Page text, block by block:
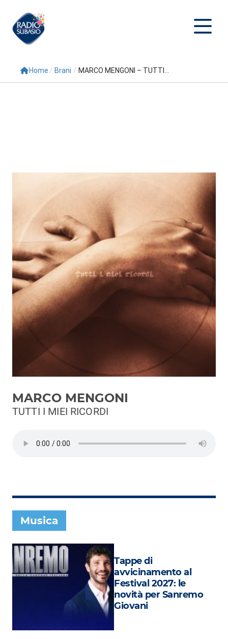
Cerca
Programmi
Repliche
Podcast
3xTe
Interviste
Playlist
Novità
Web Radio
Radio Subasio
Radio Subasio +
Radio Suby
Foto
Speciali
Oroscopo
Radio Subasio Music Club
Sanremo 2026
News
Home / Brani / MARCO MENGONI – TUTTI...
MARCO MENGONI
TUTTI I MIEI RICORDI
Musica
Tappe di
avvicinamento al
Festival 2027: le
novità per Sanremo
Giovani